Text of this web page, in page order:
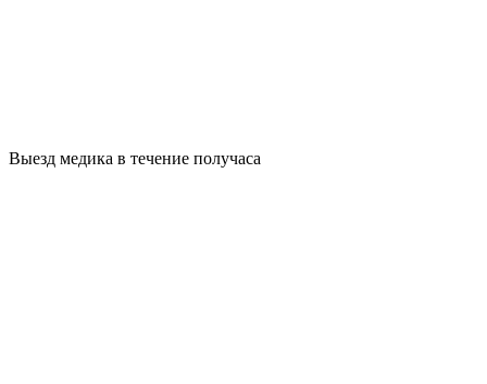
Выезд медика в течение получаса